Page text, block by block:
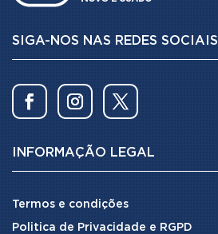
SIGA-NOS NAS REDES SOCIAIS
INFORMAÇÃO LEGAL
Termos e condições
Politica de Privacidade e RGPD